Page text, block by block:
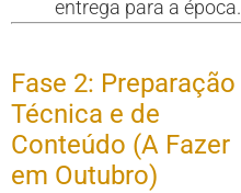
entrega para a época.
Fase 2: Preparação
Técnica e de
Conteúdo (A Fazer
em Outubro)